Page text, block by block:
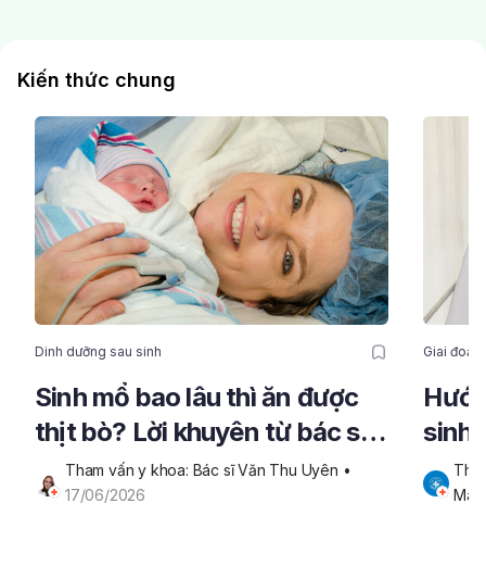
Kiến thức chung
Dinh dưỡng sau sinh
Sinh mổ bao lâu thì ăn được
thịt bò? Lời khuyên từ bác sĩ
phụ sản
Tham vấn y khoa: Bác sĩ Văn Thu Uyên
17/06/2026
Giai đoạn
sinh
nhức